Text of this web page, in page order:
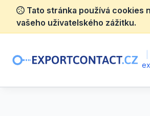
Tato stránka používá cookies
vašeho uživatelského zážitku.